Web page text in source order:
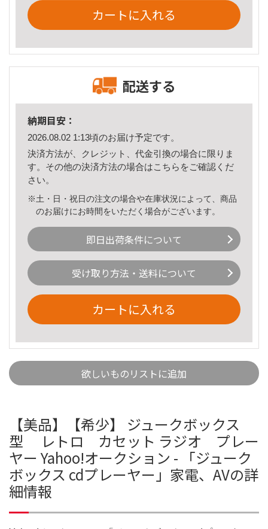
カートに入れる
配送する
納期目安：
2026.08.02 1:13頃のお届け予定です。
決済方法が、クレジット、代金引換の場合に限りま
す。その他の決済方法の場合はこちら をご確認くだ
さい。
※土・日・祝日の注文の場合や在庫状況によって、商品
のお届けにお時間をいただく場合がございます。
即日出荷条件について
受け取り方法・送料について
カートに入れる
欲しいものリストに追加
【美品】【希少】 ジュークボックス
型 レトロ カセット ラジオ プレー
ヤー Yahoo!オークション - 「ジューク
ボックス cdプレーヤー」家電、AVの詳
細情報